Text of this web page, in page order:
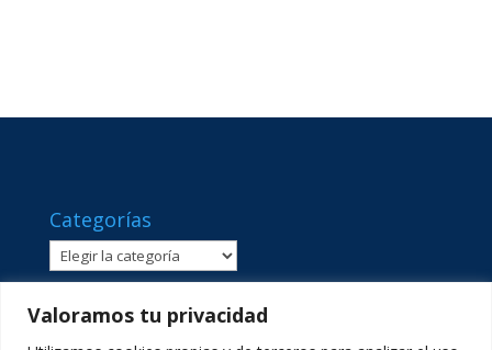
Valoramos tu privacidad
Categorías
Categorías